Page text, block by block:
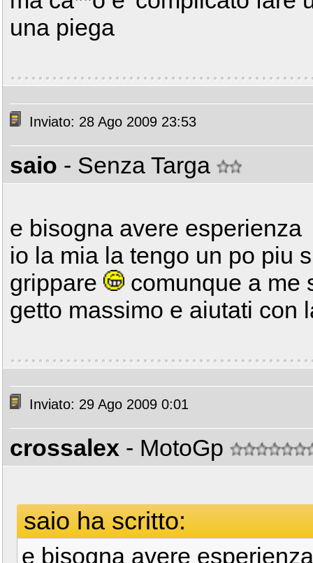
una piega
Inviato: 28 Ago 2009 23:53
saio - Senza Targa
e bisogna avere esperienza
io la mia la tengo un po piu
grippare
comunque a me
getto massimo e aiutati con
Inviato: 29 Ago 2009 0:01
crossalex - MotoGp
saio ha scritto:
e bisogna avere esperienza